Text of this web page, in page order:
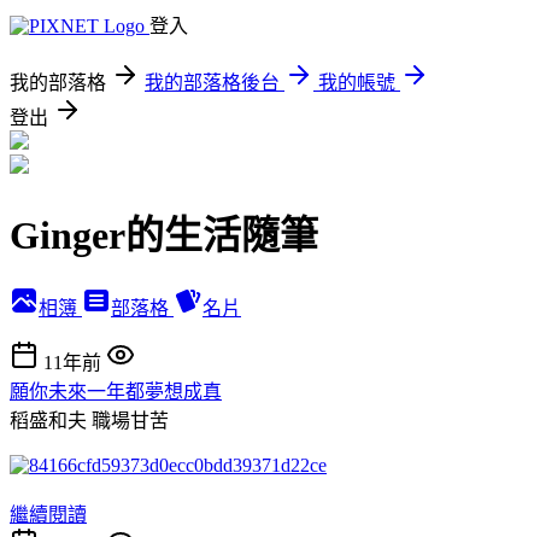
登入
我的部落格 我的部落格後台
我的帳號
登出
Ginger的生活隨筆
相簿 部落格 名片
11年前
願你未來一年都夢想成真
稻盛和夫 職場甘苦
繼續閱讀